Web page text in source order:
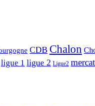
CDB Chalon
ligue 1 ligue 2 Ligue2